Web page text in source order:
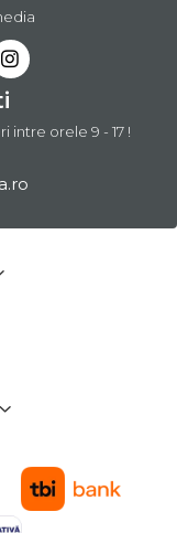
intre orele 9 - 17 !